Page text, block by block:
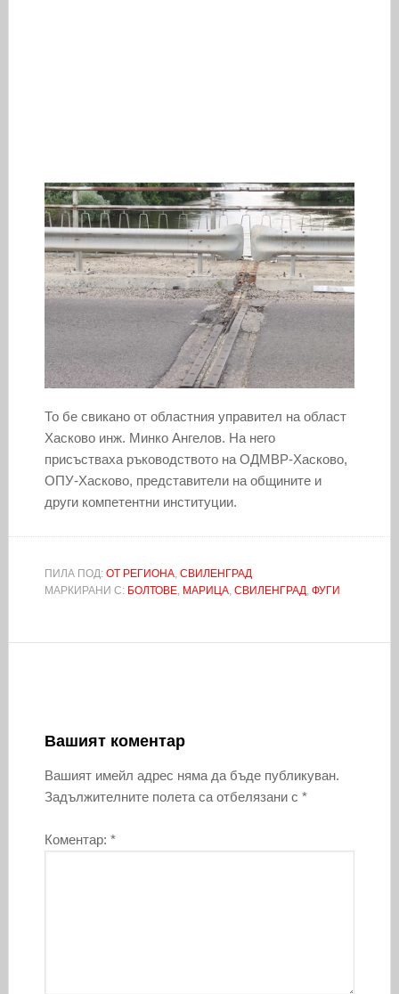
То бе свикано от областния управител на област
Хасково инж. Минко Ангелов. На него
присъстваха ръководството на ОДМВР-Хасково,
ОПУ-Хасково, представители на общините и
други компетентни институции.
ПИЛА ПОД: ОТ РЕГИОНА, СВИЛЕНГРАД
МАРКИРАНИ С: БОЛТОВЕ, МАРИЦА, СВИЛЕНГРАД, ФУГИ
Вашият коментар
Вашият имейл адрес няма да бъде публикуван.
Задължителните полета са отбелязани с *
Коментар: *